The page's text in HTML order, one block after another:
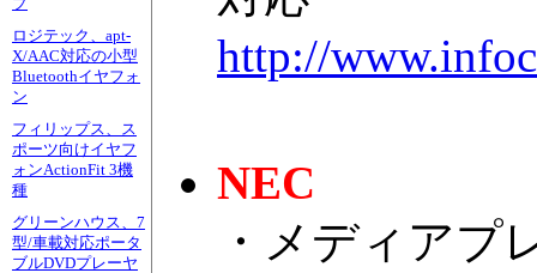
プ
ロジテック、apt-
X/AAC対応の小型
Bluetoothイヤフォ
ン
フィリップス、ス
ポーツ向けイヤフ
ォンActionFit 3機
種
グリーンハウス、7
型/車載対応ポータ
ブルDVDプレーヤ
http://
NEC
・メディアプ